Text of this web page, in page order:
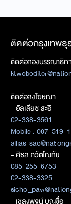
ติดต่อกรุงเทพธุ
ติดต่อกองบรรณาธิก
ติดต่อลงโฆษณา
- อัลเลียซ สะอิ
02-338-3561
Mobile : 087-519-
- ศิชล ภวัตโณทัย
085-255-6753
02-338-3325
- เชลงพจน์ บุญซื่อ